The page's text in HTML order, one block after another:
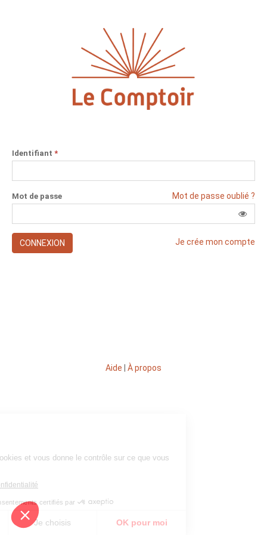
Identifiant *
Mot de passe oublié ?
Mot de passe
CONNEXION Je crée mon compte
Aide À propos